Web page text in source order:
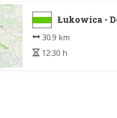
Łukowica -
30.9 km
12:30 h